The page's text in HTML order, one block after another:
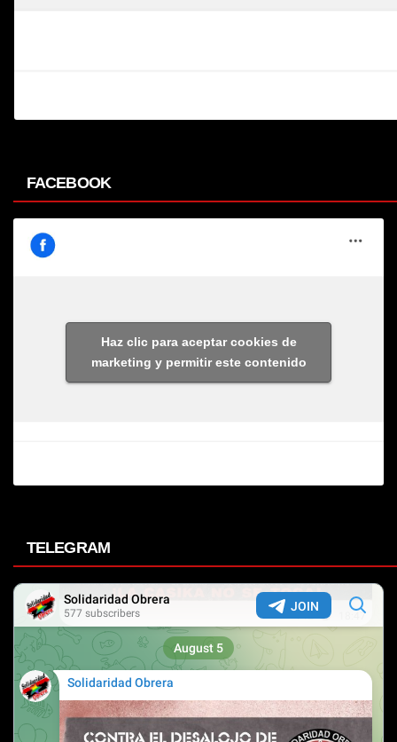
FACEBOOK
Haz clic para aceptar cookies de
marketing y permitir este contenido
TELEGRAM